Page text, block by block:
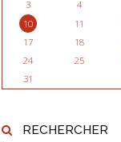
3
4
10
11
17
18
24
25
31
RECHERCHER